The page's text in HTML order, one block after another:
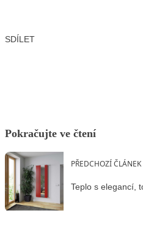
SDÍLET
Pokračujte ve čtení
PŘEDCHOZÍ ČLÁNEK
Teplo s elegancí,